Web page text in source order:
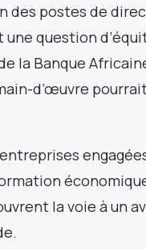
des postes de
une question
la Banque
d’œuvre
la voie à un
lues